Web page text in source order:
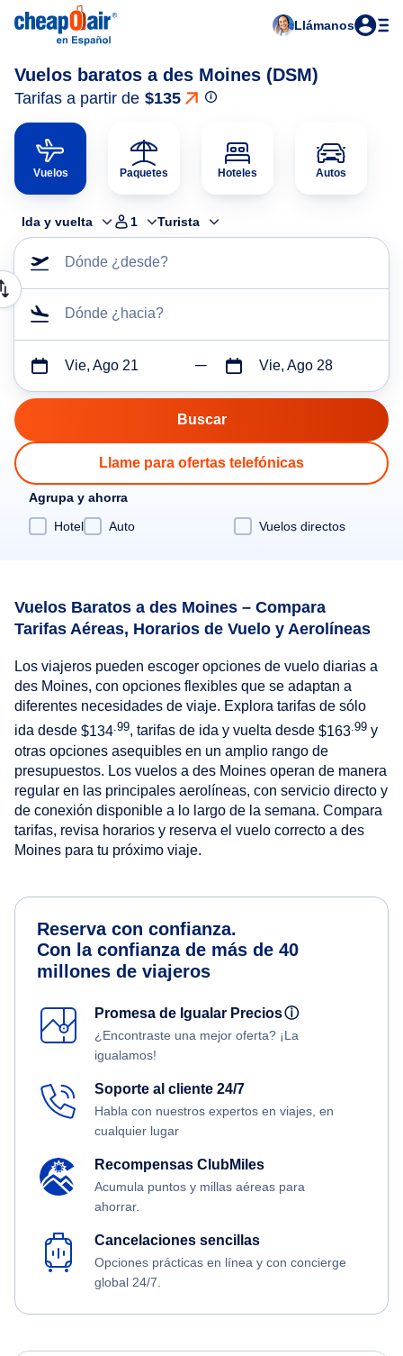
Llámanos
Vuelos baratos a des Moines (DSM)
Tarifas a partir de $135
Vuelos Paquetes Hoteles Autos
Ida y vuelta 1 Turista
Dónde ¿desde?
Dónde ¿hacia?
Vie, Ago 21 Vie, Ago 28
Llame para ofertas telefónicas
Agrupa y ahorra
Hotel
Auto Vuelos directos
Vuelos Baratos a des Moines – Compara
Tarifas Aéreas, Horarios de Vuelo y Aerolíneas
Los viajeros pueden escoger opciones de vuelo diarias a
des Moines, con opciones flexibles que se adaptan a
diferentes necesidades de viaje. Explora tarifas de sólo
ida desde $134 .99, tarifas de ida y vuelta desde $163 .99 y
otras opciones asequibles en un amplio rango de
presupuestos. Los vuelos a des Moines operan de manera
regular en las principales aerolíneas, con servicio directo y
de conexión disponible a lo largo de la semana. Compara
tarifas, revisa horarios y reserva el vuelo correcto a des
Moines para tu próximo viaje.
Reserva con confianza.
Con la confianza de más de 40
millones de viajeros
Promesa de Igualar Preciosⓘ
¿Encontraste una mejor oferta? ¡La
igualamos!
Soporte al cliente 24/7
Habla con nuestros expertos en viajes, en
cualquier lugar
Recompensas ClubMiles
Acumula puntos y millas aéreas para
ahorrar.
Cancelaciones sencillas
Opciones prácticas en línea y con concierge
global 24/7.